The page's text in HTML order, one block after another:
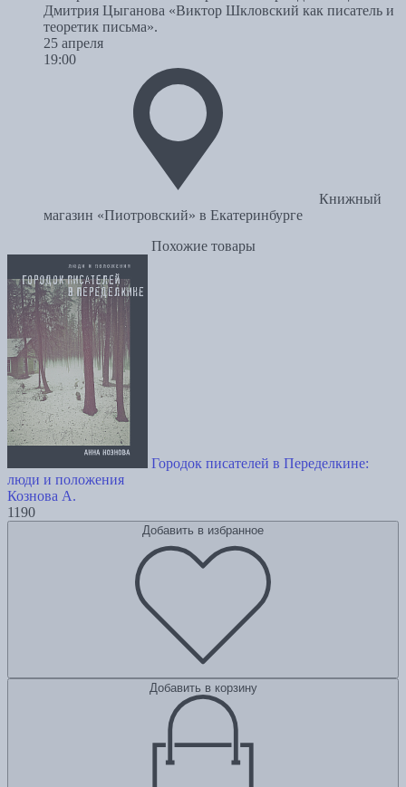
Дмитрия Цыганова «Виктор Шкловский как писатель и
теоретик письма».
25 апреля
19:00
Книжный
магазин «Пиотровский» в Екатеринбурге
Похожие товары
Городок писателей в Переделкине:
люди и положения
Кознова А.
1190
Добавить в избранное
Добавить в корзину